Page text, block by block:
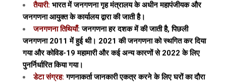
तैयारी: भारत में जनगणना गृह मंत्रालय के अधीन महापंजीयक और
जनगणना आयुक्त के कार्यालय द्वारा की जाती है।
जनगणना तिथियाँ: जनगणना हर दशक में की जाती है, पिछली
जनगणना 2011 में हुई थी। 2021 की जनगणना को स्थगित कर दिया
गया और कोविड-19 महामारी और कई अन्य कारणों से 2022 के लिए
पुनर्निर्धारित किया गया।
डेटा संग्रह: गणनाकर्ता जानकारी एकत्र करने के लिए घरों का दौरा